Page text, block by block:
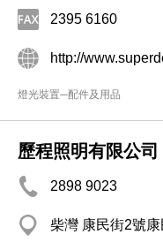
2395 6160
http://
燈光裝置─配件及用品
歷程照明有限公司
2898 9023
柴灣 康民街2號